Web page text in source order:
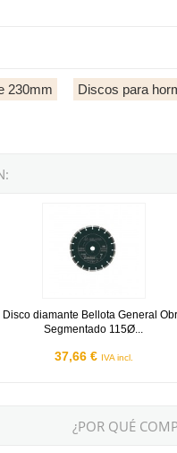
230mm Discos para
Disco diamante Bellota General
Segmentado 115Ø...
37,66 € IVA incl.
¿POR QUÉ